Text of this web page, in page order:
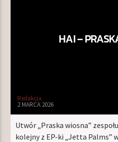
TERAZ W RAMÓWCE
Radio Orbit
HAI –
Redakcja
2 MARCA 2026
Utwór „Praska wiosna”
kolejny z EP-ki „Jetta Palms”